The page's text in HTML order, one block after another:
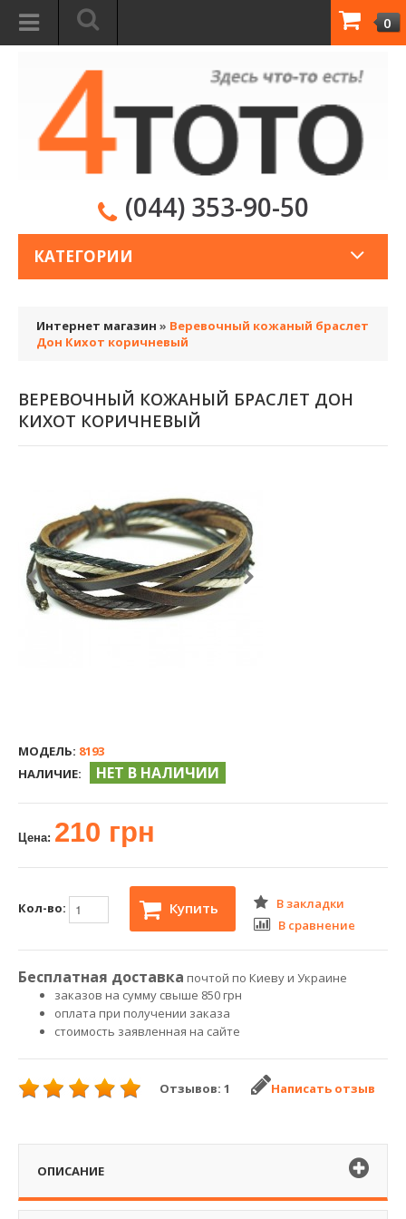
0
(044) 353-90-50
КАТЕГОРИИ
Интернет магазин » Веревочный кожаный браслет
Дон Кихот коричневый
ВЕРЕВОЧНЫЙ КОЖАНЫЙ БРАСЛЕТ ДОН
КИХОТ КОРИЧНЕВЫЙ
МОДЕЛЬ: 8193
НАЛИЧИЕ:
НЕТ В НАЛИЧИИ
Цена: 210 грн
Кол-во: Купить
В закладки
В сравнение
Бесплатная доставка почтой по Киеву и Украине
заказов на сумму свыше 850 грн
оплата при получении заказа
стоимость заявленная на сайте
Отзывов: 1 Написать отзыв
ОПИСАНИЕ